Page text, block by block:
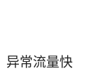
异常流量快